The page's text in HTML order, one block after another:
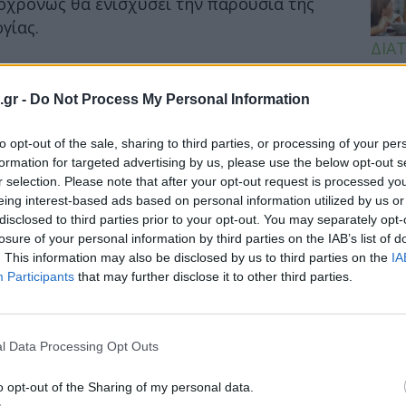
- Do Not Process My Personal Information
opt-out of the sale, sharing to third parties, or processing of your
for targeted advertising by us, please use the below opt-out
selection. Please note that after your opt-out request is processed
interest-based ads based on personal information utilized by us
to third parties prior to your opt-out. You may separately
of your personal information by third parties on the IAB’s list of
This information may also be disclosed by us to third parties on the
Participants that may further disclose it to other third parties.
Data Processing Opt Outs
opt-out of the Sharing of my personal data.
εξειδίκευση στους συμπαγείς
Εντάχθηκε στην Pfizer τo 2017, ως
στο Τμήμα Ογκολογίας – Αιματολογίας.
Pfizer είχε αναλάβει καθήκοντα και στον
Οργανισμό Ογκολογίας της εταιρείας.
επικεφαλής του Ιατρικού Τμήματος
της την Ελλάδα, την Κύπρο και την Μάλτα.
ομάδας του Ιατρικού Τμήματος.
τίτλο (PhD) από την Ιατρική Σχολή
τίτλο (Postdoctoral) στην Μοριακή
Πανεπιστημίου Johns Hopkins στις